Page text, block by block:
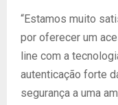
“Estamos muito
por oferecer um
line com a
autenticação forte
segurança a uma